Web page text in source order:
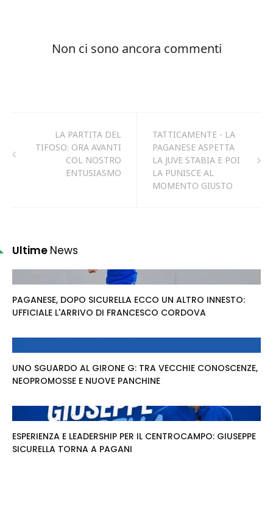
LA PARTITA DEL
TIFOSO: ORA AVANTI
COL NOSTRO
ENTUSIASMO
TATTICAMENTE - LA
PAGANESE ASPETTA
LA JUVE STABIA E POI
LA PUNISCE AL
MOMENTO GIUSTO
Ultime News
PAGANESE, DOPO SICURELLA ECCO UN ALTRO INNESTO:
UFFICIALE L'ARRIVO DI FRANCESCO CORDOVA
UNO SGUARDO AL GIRONE G: TRA VECCHIE CONOSCENZE,
NEOPROMOSSE E NUOVE PANCHINE
ESPERIENZA E LEADERSHIP PER IL CENTROCAMPO: GIUSEPPE
SICURELLA TORNA A PAGANI